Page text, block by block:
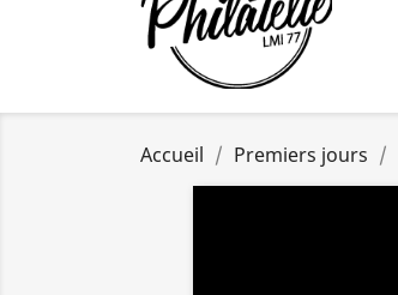
Accueil Premiers jours